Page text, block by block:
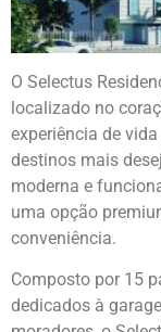
O Selectus
localizado no
experiência de
destinos mais
moderna e
uma opção
conveniência.
Composto por 15
dedicados à